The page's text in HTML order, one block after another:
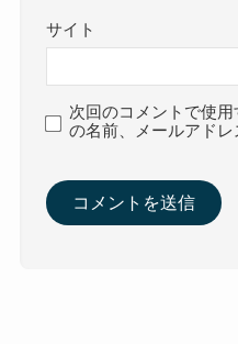
サイト
次回のコメントで使
の名前、メールアドレ